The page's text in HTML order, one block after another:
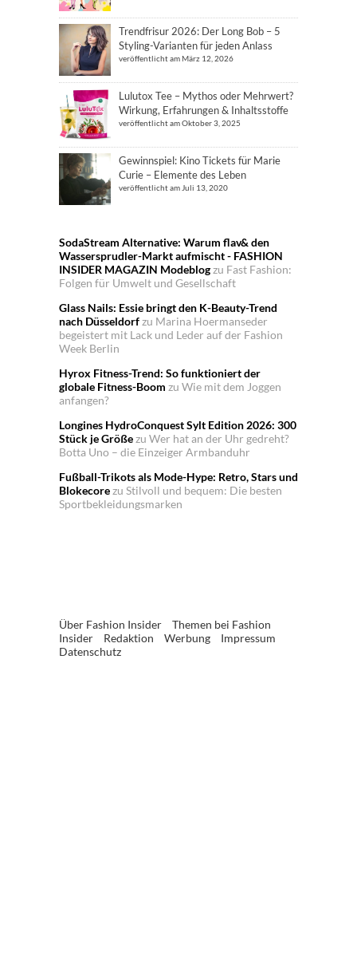
Trendfrisur 2026: Der Long Bob – 5
Styling-Varianten für jeden Anlass
veröffentlicht am März 12, 2026
Lulutox Tee – Mythos oder Mehrwert?
Wirkung, Erfahrungen & Inhaltsstoffe
veröffentlicht am Oktober 3, 2025
Gewinnspiel: Kino Tickets für Marie
Curie – Elemente des Leben
veröffentlicht am Juli 13, 2020
SodaStream Alternative: Warum flav& den
Wassersprudler-Markt aufmischt - FASHION
INSIDER MAGAZIN Modeblogzu Fast Fashion:
Folgen für Umwelt und Gesellschaft
Glass Nails: Essie bringt den K-Beauty-Trend
nach Düsseldorfzu Marina Hoermanseder
begeistert mit Lack und Leder auf der Fashion
Week Berlin
Hyrox Fitness-Trend: So funktioniert der
globale Fitness-Boom zu Wie mit dem Joggen
anfangen?
Longines HydroConquest Sylt Edition 2026: 300
Stück je Größezu Wer hat an der Uhr gedreht?
Botta Uno – die Einzeiger Armbanduhr
Fußball-Trikots als Mode-Hype: Retro, Stars und
Blokecorezu Stilvoll und bequem: Die besten
Sportbekleidungsmarken
Über Fashion Insider
Themen bei Fashion
Insider
Redaktion Werbung
Impressum
Datenschutz